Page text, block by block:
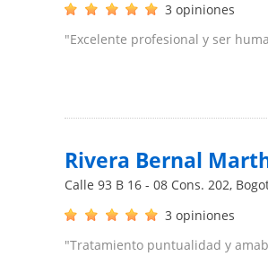
3 opiniones
"Excelente profesional y ser
Rivera Bernal
Calle 93 B 16 - 08 Cons. 202,
3 opiniones
"Tratamiento puntualidad y